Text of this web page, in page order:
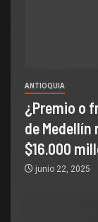
ANTIOQUIA
¿Premio o
de
$16.000
junio 22, 2025